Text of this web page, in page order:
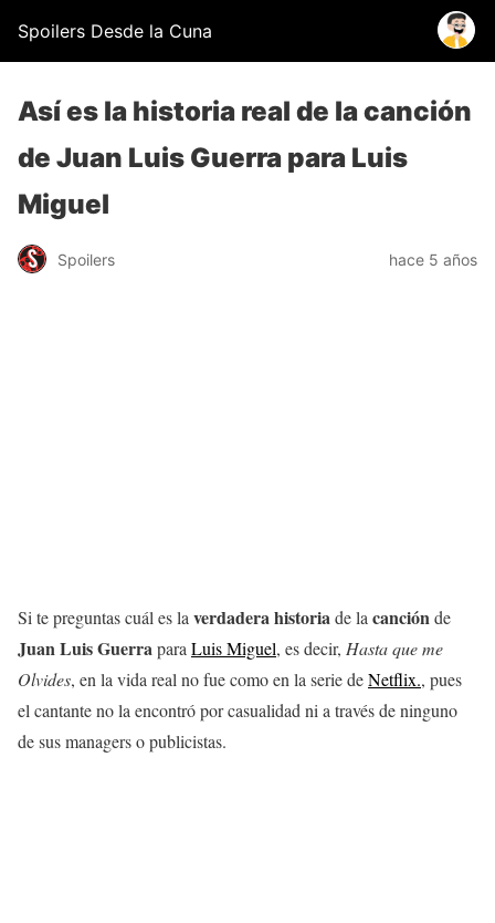
Spoilers Desde la Cuna
Así es la historia real de la canción
de Juan Luis Guerra para Luis
Miguel
Spoilers hace 5 años
Si te preguntas cuál es la verdadera historiade la canciónde
Juan Luis Guerrapara Luis Miguel, es decir, Hasta que me
Olvides, en la vida real no fue como en la serie deNetflix., pues
el cantante no la encontró por casualidad ni a través de ninguno
de sus managers o publicistas.